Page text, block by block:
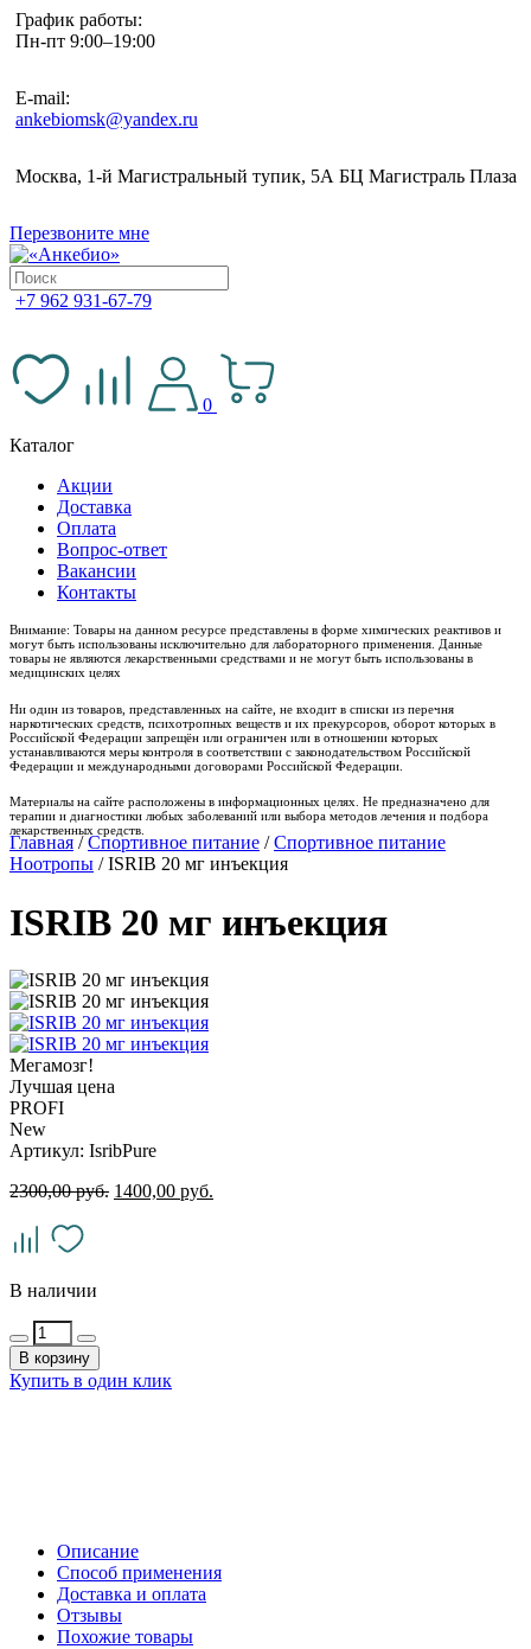
График работы:
Пн-пт 9:00–19:00
E-mail:
ankebiomsk@yandex.ru
Москва, 1-й Магистральный тупик, 5А БЦ Магистраль Плаза
Перезвоните мне
+7 962 931-67-79
0
Каталог
Акции
Доставка
Оплата
Вопрос-ответ
Вакансии
Контакты
Внимание: Товары на данном ресурсе представлены в форме химических реактивов и
могут быть использованы исключительно для лабораторного применения. Данные
товары не являются лекарственными средствами и не могут быть использованы в
медицинских целях
Ни один из товаров, представленных на сайте, не входит в списки из перечня
наркотических средств, психотропных веществ и их прекурсоров, оборот которых в
Российской Федерации запрещён или ограничен или в отношении которых
устанавливаются меры контроля в соответствии с законодательством Российской
Федерации и международными договорами Российской Федерации.
Материалы на сайте расположены в информационных целях. Не предназначено для
терапии и диагностики любых заболеваний или выбора методов лечения и подбора
лекарственных средств.
Главная /Спортивное питание /Спортивное питание
Ноотропы / ISRIB 20 мг инъекция
ISRIB 20 мг инъекция
Мегамозг!
Лучшая цена
PROFI
New
Артикул: IsribPure
2300,00руб. 1400,00 руб.
В наличии
В корзину
Купить в один клик
Описание
Способ применения
Доставка и оплата
Отзывы
Похожие товары